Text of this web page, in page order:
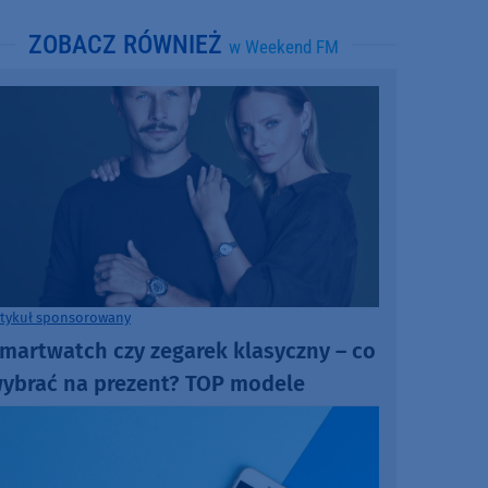
ZOBACZ RÓWNIEŻ w Weekend FM
sponsorowany
czy zegarek klasyczny – co
na prezent? TOP modele